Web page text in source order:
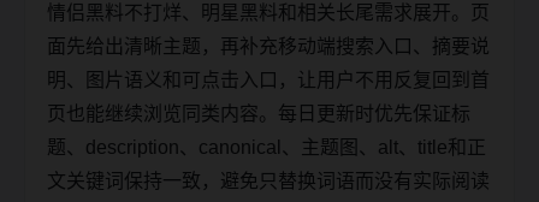
情侣黑料不打烊、明星黑料和相关长尾需求展开。页
面先给出清晰主题，再补充移动端搜索入口、摘要说
明、图片语义和可点击入口，让用户不用反复回到首
页也能继续浏览同类内容。每日更新时优先保证标
题、description、canonical、主题图、alt、title和正
文关键词保持一致，避免只替换词语而没有实际阅读